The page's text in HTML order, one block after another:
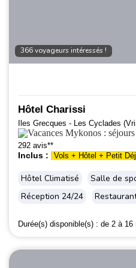
366 voyageurs intéressés !
Hôtel Charissi
Iles Grecques - Les Cyclades
292 avis**
Inclus : Vols + Hôtel + Petit
Hôtel Climatisé Salle de
Réception 24/24
Durée(s) disponible(s) : de 2 à 16